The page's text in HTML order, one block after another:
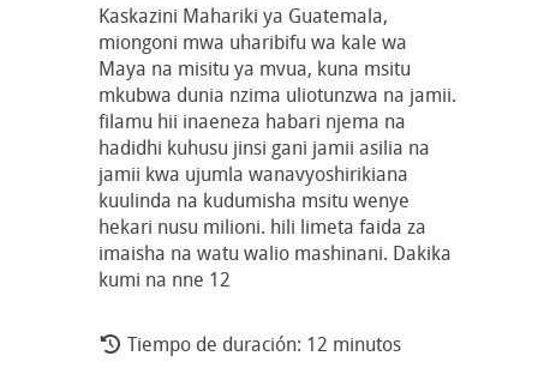
Kaskazini Mahariki ya Guatemala,
miongoni mwa uharibifu wa kale wa
Maya na misitu ya mvua, kuna msitu
mkubwa dunia nzima uliotunzwa na jamii.
filamu hii inaeneza habari njema na
hadidhi kuhusu jinsi gani jamii asilia na
jamii kwa ujumla wanavyoshirikiana
kuulinda na kudumisha msitu wenye
hekari nusu milioni. hili limeta faida za
imaisha na watu walio mashinani. Dakika
kumi na nne 12
Tiempo de duración: 12 minutos